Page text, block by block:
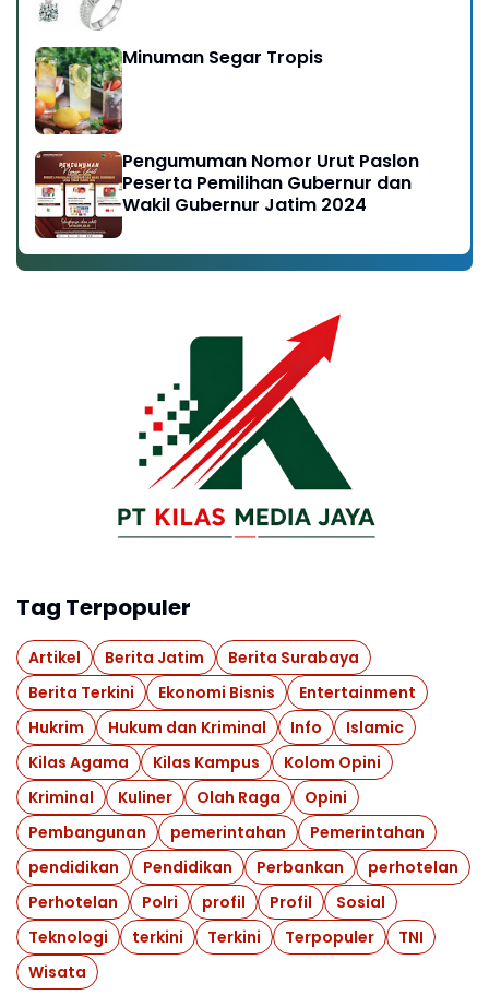
Minuman Segar Tropis
Pengumuman Nomor Urut Paslon
Peserta Pemilihan Gubernur dan
Wakil Gubernur Jatim 2024
Tag Terpopuler
Artikel Berita Jatim
Berita Surabaya
Berita Terkini
Ekonomi Bisnis
Entertainment
Hukrim
Hukum dan Kriminal Info
Islamic
Kilas Agama
Kilas Kampus
Kolom Opini
Kriminal
Kuliner Olah Raga
Opini
Pembangunan
pemerintahan
Pemerintahan
pendidikan
Pendidikan Perbankan
perhotelan
Perhotelan
Polri profil Profil
Sosial
Teknologi
terkini Terkini Terpopuler
TNI
Wisata